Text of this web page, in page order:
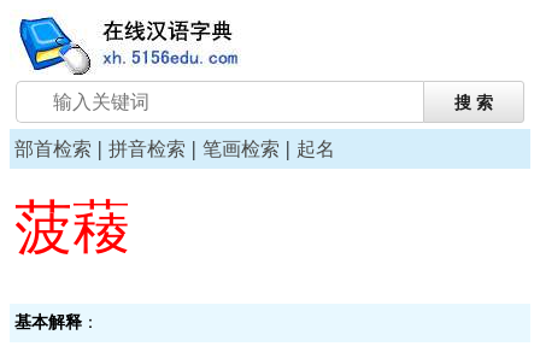
部首检索 | 拼音检索 | 笔画检索 | 起名
菠薐
基本解释 ：